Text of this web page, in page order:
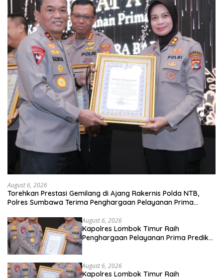
August 6, 2026
Torehkan Prestasi Gemilang di Ajang Rakernis Polda NTB,
Polres Sumbawa Terima Penghargaan Pelayanan Prima
August 6, 2026
Kapolres Lombok Timur Raih
Penghargaan Pelayanan Prima Predikat
August 6, 2026
Kapolres Lombok Timur Raih